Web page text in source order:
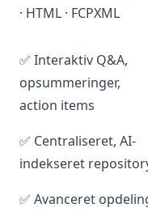
· HTML · FCPXML
✅ Interaktiv Q&A,
opsummeringer,
action items
✅ Centraliseret, AI-
indekseret
✅ Avanceret